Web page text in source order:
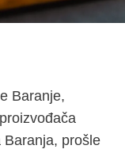
Baranje,
Baranja, prošle